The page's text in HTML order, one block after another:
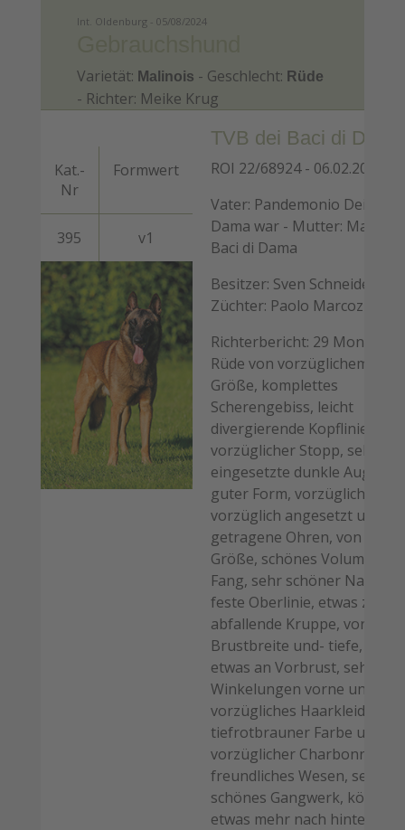
Int. Oldenburg - 05/08/2024
Varietät: Malinois - Geschlecht: Rüde
- Richter: Meike Krug
Kat.-
Nr
Formwert
395 v1
TVB dei Baci di Dama
ROI 22/68924 - 06.02.2022
Vater: Pandemonio Dei Baci
Dama war - Mutter: Magari
Baci di Dama
Besitzer: Sven Schneider -
Züchter: Paolo Marcoz
Richterbericht: 29 Monate
Rüde von vorzüglichem Typ
Größe, komplettes
Scherengebiss, leicht
divergierende Kopflinien,
vorzüglicher Stopp, sehr gut
eingesetzte dunkle Augen,
guter Form, vorzügliche
vorzüglich angesetzt und
getragene Ohren, von
Größe, schönes Volumen im
Fang, sehr schöner Nacken,
feste Oberlinie, etwas zu
abfallende Kruppe,
Brustbreite und- tiefe, es
etwas an Vorbrust, sehr
Winkelungen vorne und
vorzügliches Haarkleid von
tiefrotbrauner Farbe und
vorzüglicher Charbonnage,
freundliches Wesen, sehr
schönes Gangwerk, könnte
etwas mehr nach hinten